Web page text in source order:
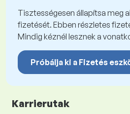
Tisztességesen állapítsa meg
fizetését. Ebben részletes
Mindig kéznél lesznek a
Próbálja ki a Fizetés
Karrierutak